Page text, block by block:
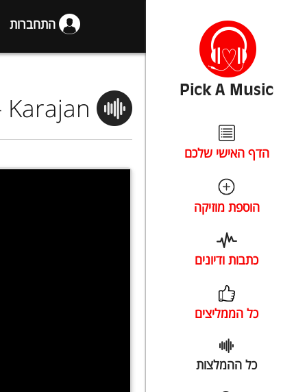
הדף האישי שלכם
הוספת מוזיקה
כתבות ודיונים
כל הממליצים
כל ההמלצות
התחברות